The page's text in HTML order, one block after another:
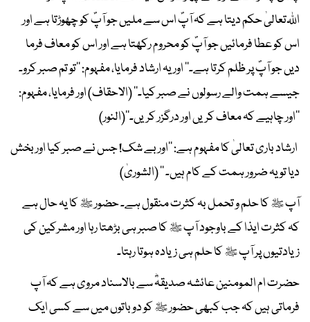
اﷲتعالیٰ حکم دیتا ہے کہ آپؐ اس سے ملیں جو آپؐ کو چھوڑتا ہے اور
اس کو عطا فرمائیں جو آپؐ کو محروم رکھتا ہے اور اس کو معاف فرما
دیں جو آپؐ پر ظلم کرتا ہے۔‘‘ اور یہ ارشاد فرمایا، مفہوم: ’’تو تم صبر کرو۔
جیسے ہمت والے رسولوں نے صبر کیا۔‘‘ (الاحقاف) اور فرمایا، مفہوم:
’’اور چاہیے کہ معاف کریں اور درگزر کریں۔‘‘(النور)
ارشاد باری تعالیٰ کا مفہوم ہے: ’’اور بے شک! جس نے صبر کیا اور بخش
دیا تو یہ ضرور ہمت کے کام ہیں۔ ‘‘ (الشوریٰ)
آپ ﷺ کا حلم و تحمل بہ کثرت منقول ہے۔ حضور ﷺ کا یہ حال ہے
کہ کثرت ایذا کے باوجود آپ ﷺ کا صبر ہی بڑھتا رہا اور مشرکین کی
زیادتیوں پر آپ ﷺ کا حلم ہی زیادہ ہوتا رہتا۔
حضرت ام المومنین عائشہ صدیقہؓ سے بالاسناد مروی ہے کہ آپ
فرماتی ہیں کہ جب کبھی حضور ﷺ کو دو باتوں میں سے کسی ایک